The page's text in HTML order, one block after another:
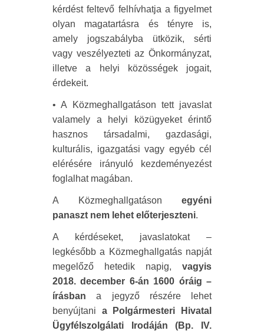
kérdést feltevő felhívhatja a figyelmet
olyan magatartásra és tényre is,
amely jogszabályba ütközik, sérti
vagy veszélyezteti az Önkormányzat,
illetve a helyi közösségek jogait,
érdekeit.
• A Közmeghallgatáson tett javaslat
valamely a helyi közügyeket érintő
hasznos társadalmi, gazdasági,
kulturális, igazgatási vagy egyéb cél
elérésére irányuló kezdeményezést
foglalhat magában.
A Közmeghallgatáson egyéni
panaszt nem lehet előterjeszteni.
A kérdéseket, javaslatokat –
legkésőbb a Közmeghallgatás napját
megelőző hetedik napig, vagyis
2018. december 6-án 1600 óráig –
írásban a jegyző részére lehet
benyújtani a Polgármesteri Hivatal
Ügyfélszolgálati Irodáján (Bp. IV.